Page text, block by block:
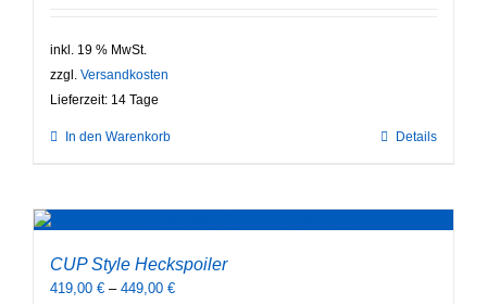
inkl. 19 % MwSt.
zzgl. Versandkosten
Lieferzeit: 14 Tage
In den Warenkorb Details
CUP Style Heckspoiler
419,00 € – 449,00 €